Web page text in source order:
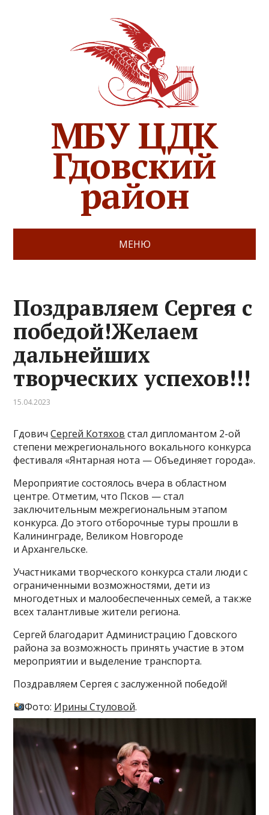
МБУ ЦДК
Гдовский
район
МЕНЮ
Поздравляем Сергея с
победой!Желаем
дальнейших
творческих успехов!!!
15.04.2023
ГдовичСергей Котяхов стал дипломантом 2-ой
степени межрегионального вокального конкурса
фестиваля «Янтарная нота — Объединяет города».
Мероприятие состоялось вчера в областном
центре. Отметим, что Псков — стал
заключительным межрегиональным этапом
конкурса. До этого отборочные туры прошли в
Калининграде, Великом Новгороде
и Архангельске.
Участниками творческого конкурса стали люди с
ограниченными возможностями, дети из
многодетных и малообеспеченных семей, а также
всех талантливые жители региона.
Сергей благодарит Администрацию Гдовского
района за возможность принять участие в этом
мероприятии и выделение транспорта.
Поздравляем Сергея с заслуженной победой!
Фото: Ирины Стуловой.